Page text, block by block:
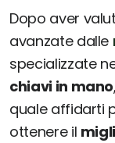
Dopo aver
avanzate dalle
specializzate
chiavi in mano
quale affidarti
ottenere il